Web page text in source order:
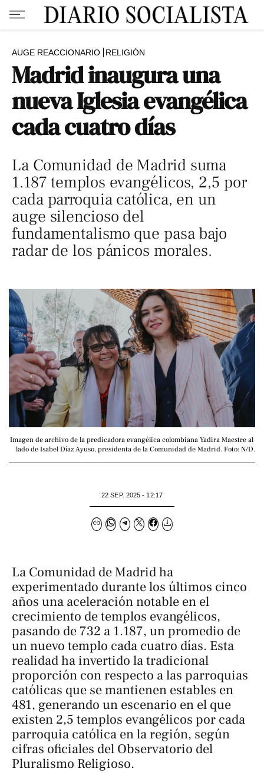
AUGE REACCIONARIO RELIGIÓN
Madrid inaugura una
nueva Iglesia evangélica
cada cuatro días
La Comunidad de Madrid suma
1.187 templos evangélicos, 2,5 por
cada parroquia católica, en un
auge silencioso del
fundamentalismo que pasa bajo
radar de los pánicos morales.
Imagen de archivo de la predicadora evangélica colombiana Yadira Maestre al
lado de Isabel Díaz Ayuso, presidenta de la Comunidad de Madrid. Foto: N/D.
22 SEP. 2025 - 12:17
La Comunidad de Madrid ha
experimentado durante los últimos cinco
años una aceleración notable en el
crecimiento de templos evangélicos,
pasando de 732 a 1.187, un promedio de
un nuevo templo cada cuatro días. Esta
realidad ha invertido la tradicional
proporción con respecto a las parroquias
católicas que se mantienen estables en
481, generando un escenario en el que
existen 2,5 templos evangélicos por cada
parroquia católica en la región, según
cifras oficiales del Observatorio del
Pluralismo Religioso.